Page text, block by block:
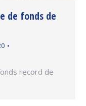
de fonds de
record de